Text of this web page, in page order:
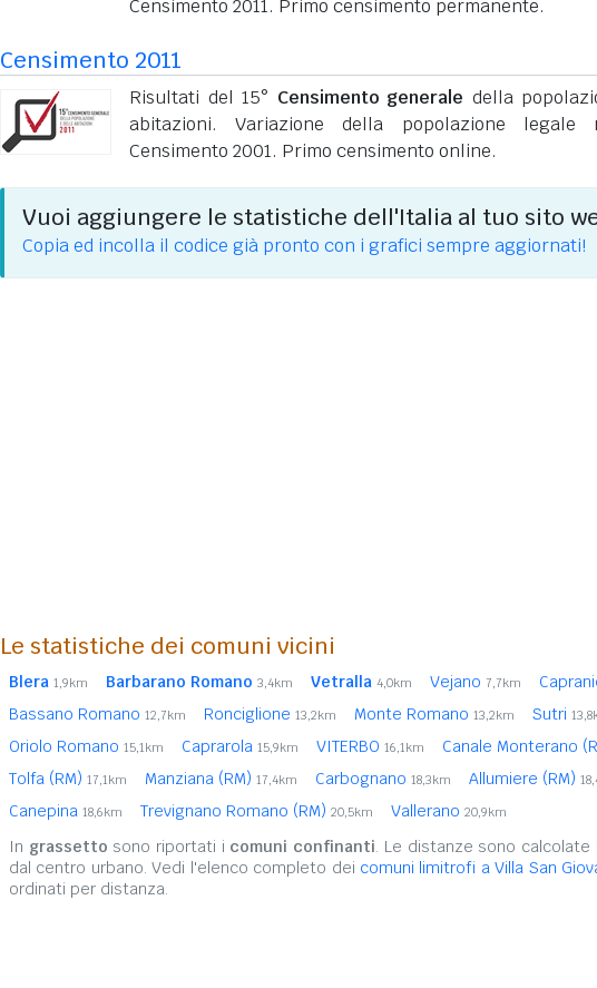
Censimento 2011. Primo censimento permanente.
Censimento 2011
Risultati del 15° Censimento generale della
abitazioni. Variazione della popolazione legale
Censimento 2001. Primo censimento online.
Vuoi aggiungere le statistiche dell'Italia al tuo sito
Copia ed incolla il codice già pronto con i grafici sempre aggiornati!
Le statistiche dei comuni vicini
Blera 1,9km Barbarano Romano 3,4km Vetralla 4,0km Vejano 7,7km
Bassano Romano 12,7km Ronciglione 13,2km Monte Romano 13,2km Sutri
Oriolo Romano 15,1km Caprarola 15,9km VITERBO 16,1km Canale Monterano
Tolfa (RM) 17,1km Manziana (RM) 17,4km Carbognano 18,3km Allumiere (RM)
Canepina 18,6km Trevignano Romano (RM) 20,5km Vallerano 20,9km
In grassetto sono riportati i comuni confinanti. Le distanze sono calcolate
dal centro urbano. Vedi l'elenco completo dei comuni limitrofi a Villa San
ordinati per distanza.